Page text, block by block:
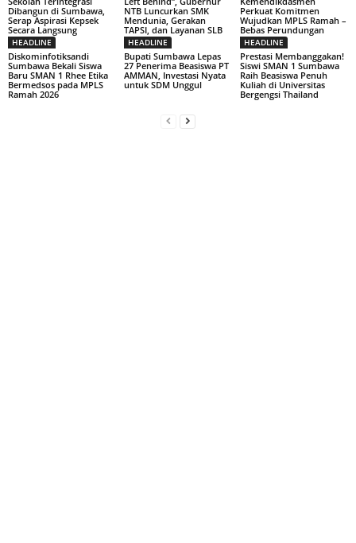
Dibangun di Sumbawa,
Serap Aspirasi Kepsek
Secara Langsung
NTB Luncurkan SMK
Mendunia, Gerakan
TAPSI, dan Layanan SLB
Perkuat Komitmen
Wujudkan MPLS Ramah –
Bebas Perundungan
HEADLINE
Diskominfotiksandi
Sumbawa Bekali Siswa
Baru SMAN 1 Rhee Etika
Bermedsos pada MPLS
Ramah 2026
HEADLINE
Bupati Sumbawa Lepas
27 Penerima Beasiswa PT
AMMAN, Investasi Nyata
untuk SDM Unggul
HEADLINE
Prestasi Membanggakan!
Siswi SMAN 1 Sumbawa
Raih Beasiswa Penuh
Kuliah di Universitas
Bergengsi Thailand